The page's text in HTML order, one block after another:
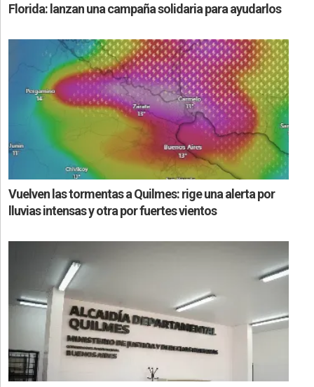
Florida: lanzan una campaña solidaria para ayudarlos
Vuelven las tormentas a Quilmes: rige una alerta por
lluvias intensas y otra por fuertes vientos